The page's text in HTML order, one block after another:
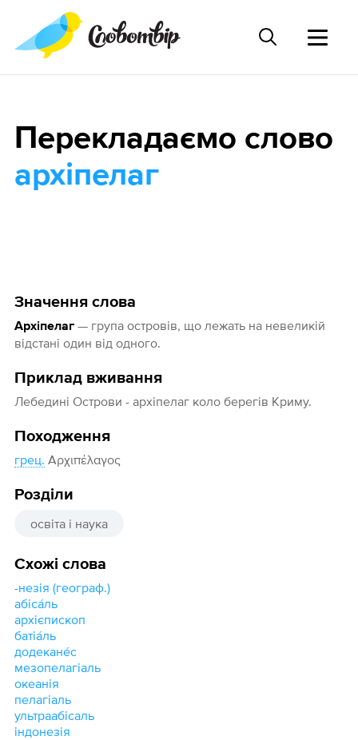
Значення слова
Архіпелаг— група островів, що лежать на невеликій
відстані один від одного.
Приклад вживання
Лебедині Острови - архіпелаг коло берегів Криму.
Походження
грец. Αρχιπέλαγος
Розділи
освіта і наука
Схожі слова
-незія (географ.)
абіса́ль
архієпископ
батіа́ль
додекане́с
мезопелагіаль
океанія
пелагіаль
ультраабісаль
індонезія
Перекладаємо слово
архіпелаг